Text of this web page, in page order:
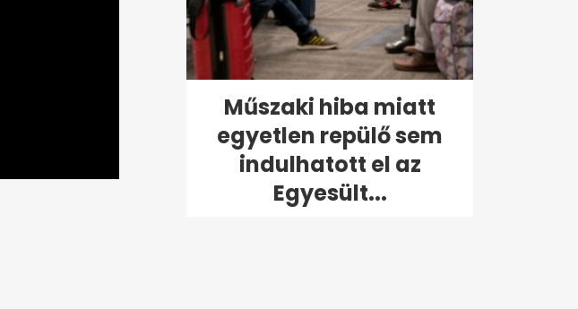
Műszaki hiba miatt
egyetlen repülő sem
indulhatott el az
Egyesült...